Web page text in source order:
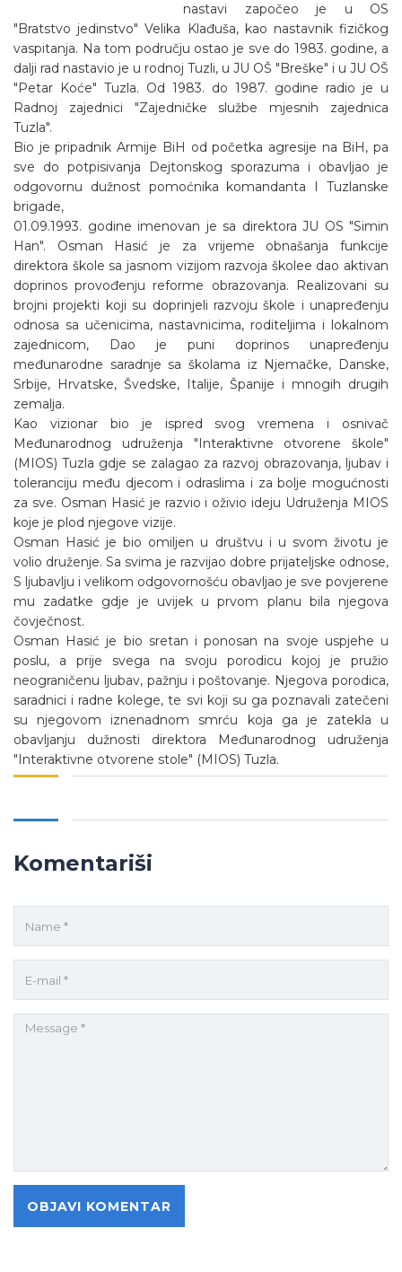
nastavi započeo je u OS
"Bratstvo jedinstvo" Velika Klađuša, kao nastavnik fizičkog
vaspitanja. Na tom području ostao je sve do 1983. godine, a
dalji rad nastavio je u rodnoj Tuzli, u JU OŠ "Breške" i u JU OŠ
"Petar Koće" Tuzla. Od 1983. do 1987. godine radio je u
Radnoj zajednici "Zajedničke službe mjesnih zajednica
Tuzla".
Bio je pripadnik Armije BiH od početka agresije na BiH, pa
sve do potpisivanja Dejtonskog sporazuma i obavljao je
odgovornu dužnost pomoćnika komandanta I Tuzlanske
brigade,
01.09.1993. godine imenovan je sa direktora JU OS "Simin
Han". Osman Hasić je za vrijeme obnašanja funkcije
direktora škole sa jasnom vizijom razvoja školee dao aktivan
doprinos provođenju reforme obrazovanja. Realizovani su
brojni projekti koji su doprinjeli razvoju škole i unapređenju
odnosa sa učenicima, nastavnicima, roditeljima i lokalnom
zajednicom, Dao je puni doprinos unapređenju
međunarodne saradnje sa školama iz Njemačke, Danske,
Srbije, Hrvatske, Švedske, Italije, Španije i mnogih drugih
zemalja.
Kao vizionar bio je ispred svog vremena i osnivač
Međunarodnog udruženja "Interaktivne otvorene škole"
(MIOS) Tuzla gdje se zalagao za razvoj obrazovanja, ljubav i
toleranciju među djecom i odraslima i za bolje mogućnosti
za sve. Osman Hasić je razvio i oživio ideju Udruženja MIOS
koje je plod njegove vizije.
Osman Hasić je bio omiljen u društvu i u svom životu je
volio druženje. Sa svima je razvijao dobre prijateljske odnose,
S ljubavlju i velikom odgovornošću obavljao je sve povjerene
mu zadatke gdje je uvijek u prvom planu bila njegova
čovječnost.
Osman Hasić je bio sretan i ponosan na svoje uspjehe u
poslu, a prije svega na svoju porodicu kojoj je pružio
neograničenu ljubav, pažnju i poštovanje. Njegova porodica,
saradnici i radne kolege, te svi koji su ga poznavali zatečeni
su njegovom iznenadnom smrću koja ga je zatekla u
obavljanju dužnosti direktora Međunarodnog udruženja
"Interaktivne otvorene stole" (MIOS) Tuzla.
Komentariši